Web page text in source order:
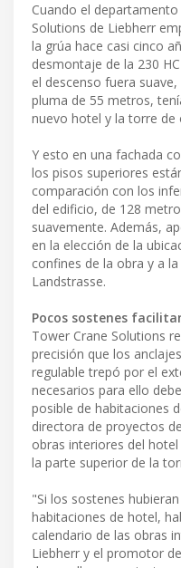
Cuando el
Solutions de Liebherr
la grúa hace casi cinco
desmontaje de la 230
el descenso fuera
pluma de 55 metros,
nuevo hotel y la torre de
Y esto en una fachada
los pisos superiores
comparación con los
del edificio, de 128
suavemente. Además,
en la elección de la
confines de la obra y a
Landstrasse.
Pocos sostenes
Tower Crane Solutions
precisión que los
regulable trepó por el
necesarios para ello
posible de habitaciones
directora de proyectos
obras interiores del
la parte superior de la
"Si los sostenes
habitaciones de hotel,
calendario de las obras
Liebherr y el promotor